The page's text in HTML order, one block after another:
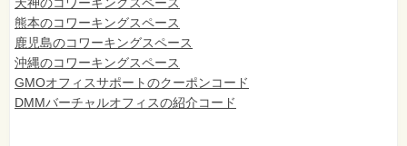
熊本のコワーキングスペース
鹿児島のコワーキングスペース
沖縄のコワーキングスペース
GMOオフィスサポートのクーポンコード
DMMバーチャルオフィスの紹介コード